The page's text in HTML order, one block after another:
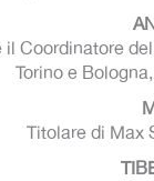
Coordinatore
Torino e
Titolare di Max